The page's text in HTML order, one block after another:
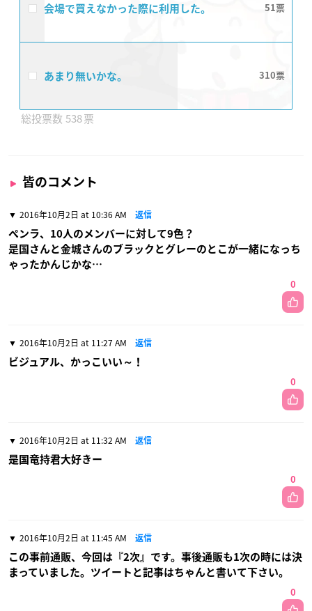
会場で買えなかった際に利用した。 51
あまり無いかな。 310
538
皆のコメント
2016年10月2日 at 10:36 AM 返信
ペンラ、10人のメンバーに対して9色？
是国さんと金城さんのブラックとグレーのとこが一緒になっち
ゃったかんじかな…
0
2016年10月2日 at 11:27 AM 返信
ビジュアル、かっこいい～！
0
2016年10月2日 at 11:32 AM 返信
是国竜持君大好きー
0
2016年10月2日 at 11:45 AM 返信
この事前通販、今回は『2次』です。事後通販も1次の時には決
まっていました。ツイートと記事はちゃんと書いて下さい。
0